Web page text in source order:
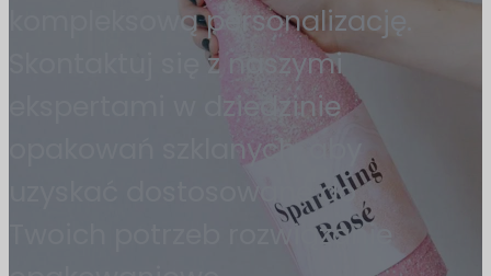
kompleksową personalizację.
Skontaktuj się z naszymi
ekspertami w dziedzinie
opakowań szklanych, aby
uzyskać dostosowane do
Twoich potrzeb rozwiązanie